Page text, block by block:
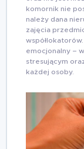
komornik nie
należy dana
zajęcia
emocjonalny –
stresującym
każdej osoby.